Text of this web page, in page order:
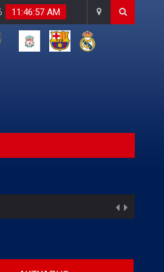
11:46:59 AM